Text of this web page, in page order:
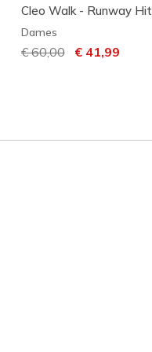
Cleo Walk - Runway Hit
Dames
Prijs verlaagd van
€ 60,00naar
€ 41,99